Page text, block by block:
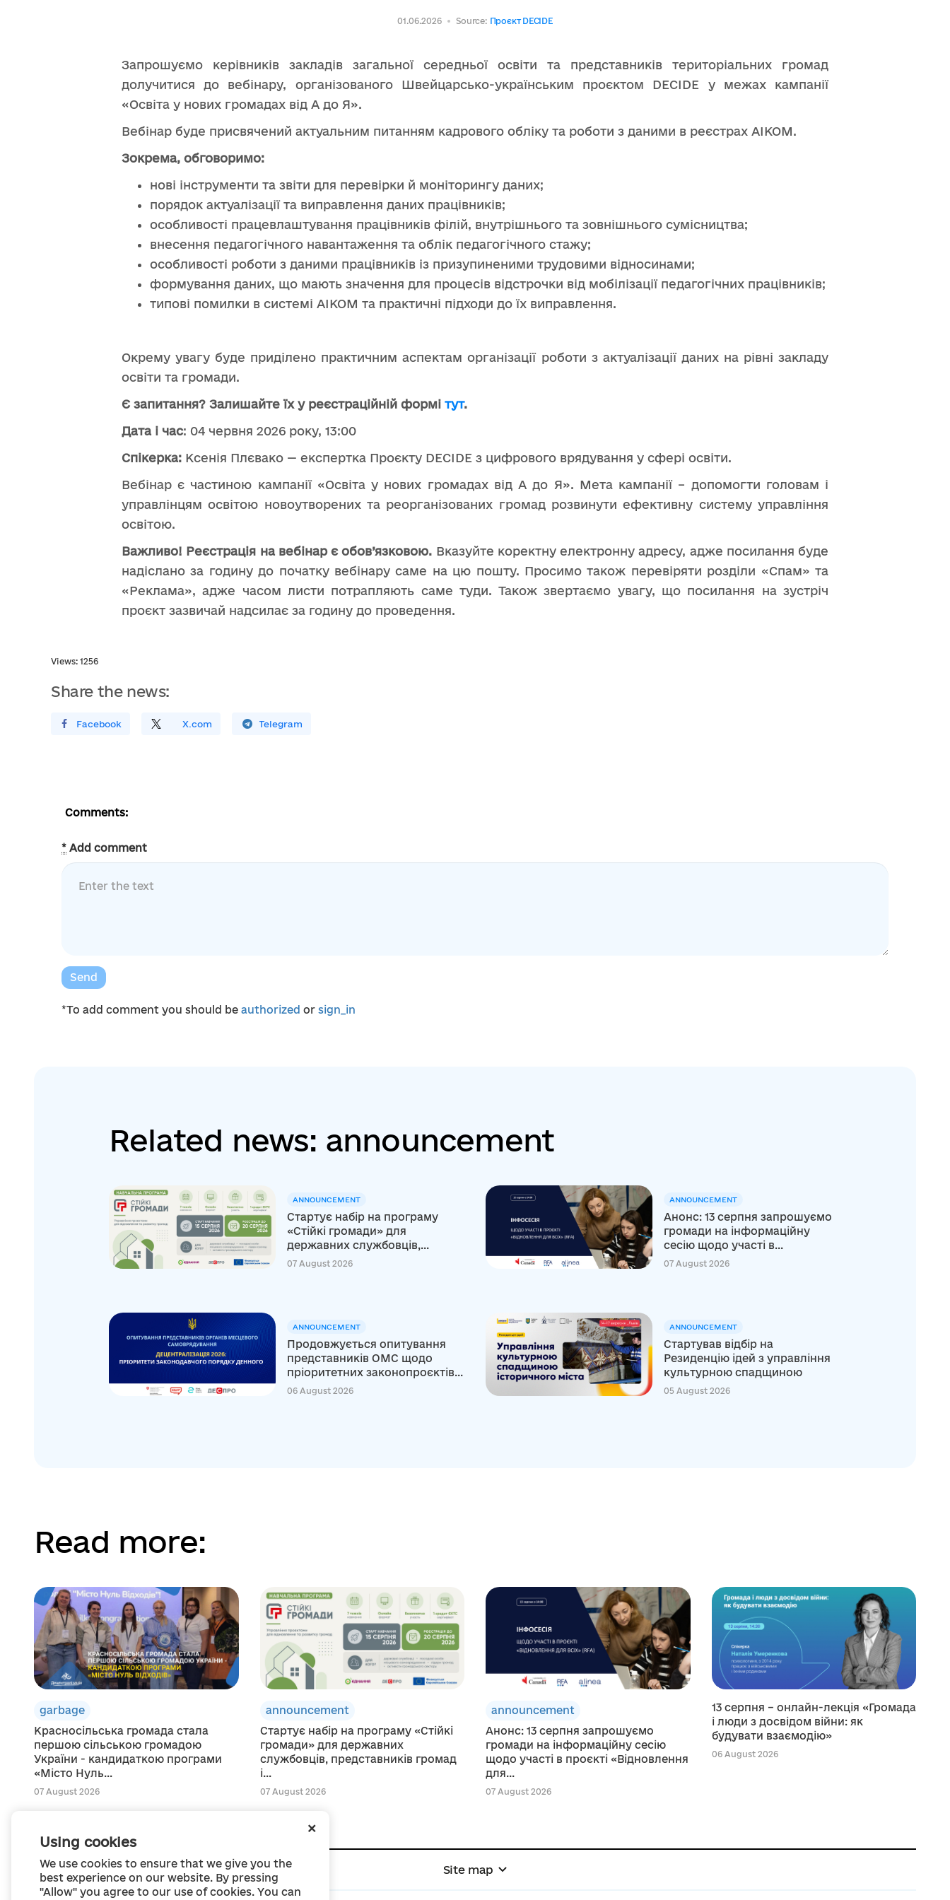
+
Using cookies
We use cookies to ensure that we give you the
best experience on our website. By pressing
"Allow" you agree to our use of cookies. You can
01.06.2026 Source: Проєкт DECIDE
Запрошуємо керівників закладів загальної середньої освіти та представників територіальних громад
долучитися до вебінару, організованого Швейцарсько-українським проєктом DECIDE у межах кампанії
«Освіта у нових громадах від А до Я».
Вебінар буде присвячений актуальним питанням кадрового обліку та роботи з даними в реєстрах АІКОМ.
Зокрема, обговоримо:
нові інструменти та звіти для перевірки й моніторингу даних;
порядок актуалізації та виправлення даних працівників;
особливості працевлаштування працівників філій, внутрішнього та зовнішнього сумісництва;
внесення педагогічного навантаження та облік педагогічного стажу;
особливості роботи з даними працівників із призупиненими трудовими відносинами;
формування даних, що мають значення для процесів відстрочки від мобілізації педагогічних працівників;
типові помилки в системі АІКОМ та практичні підходи до їх виправлення.
Окрему увагу буде приділено практичним аспектам організації роботи з актуалізації даних на рівні закладу
освіти та громади.
Є запитання? Залишайте їх у реєстраційній формі тут.
Дата і час: 04 червня 2026 року, 13:00
Спікерка: Ксенія Плєвако — експертка Проєкту DECIDE з цифрового врядування у сфері освіти.
Вебінар є частиною кампанії «Освіта у нових громадах від А до Я». Мета кампанії – допомогти головам і
управлінцям освітою новоутворених та реорганізованих громад розвинути ефективну систему управління
освітою.
Важливо! Реєстрація на вебінар є обов’язковою. Вказуйте коректну електронну адресу, адже посилання буде
надіслано за годину до початку вебінару саме на цю пошту. Просимо також перевіряти розділи «Спам» та
«Реклама», адже часом листи потрапляють саме туди. Також звертаємо увагу, що посилання на зустріч
проєкт зазвичай надсилає за годину до проведення.
Views: 1256
Share the news:
Поширити У FacebookПоділитись X.comПоширити У Telegram
Comments:
* Add comment
Send
*To add comment you should be authorized or sign_in
Related news: announcement
ANNOUNCEMENT
Стартує набір на програму
«Стійкі громади» для
державних службовців,...
07 August 2026
ANNOUNCEMENT
Анонс: 13 серпня запрошуємо
громади на інформаційну
сесію щодо участі в...
07 August 2026
ANNOUNCEMENT
Продовжується опитування
представників ОМС щодо
пріоритетних законопроєктів...
06 August 2026
ANNOUNCEMENT
Стартував відбір на
Резиденцію ідей з управління
культурною спадщиною
05 August 2026
Read more:
garbage
Красносільська громада стала
першою сільською громадою
України - кандидаткою програми
«Місто Нуль...
07 August 2026
announcement
Стартує набір на програму «Стійкі
громади» для державних
службовців, представників громад
і...
07 August 2026
announcement
Анонс: 13 серпня запрошуємо
громади на інформаційну сесію
щодо участі в проєкті «Відновлення
для...
07 August 2026
13 серпня – онлайн-лекція «Громада
і люди з досвідом війни: як
будувати взаємодію»
06 August 2026
Site map